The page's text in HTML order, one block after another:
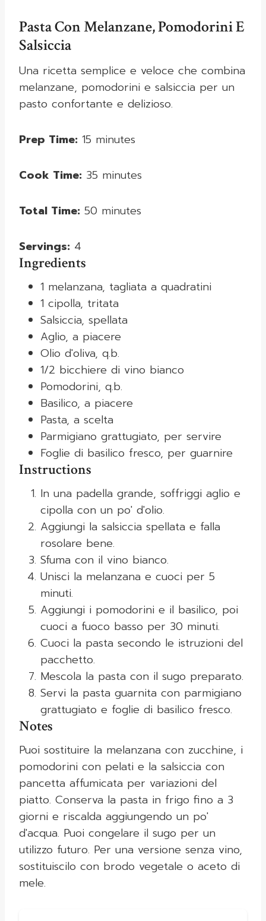
Pasta Con Melanzane, Pomodorini E
Salsiccia
Una ricetta semplice e veloce che combina
melanzane, pomodorini e salsiccia per un
pasto confortante e delizioso.
Prep Time: 15 minutes
Cook Time: 35 minutes
Total Time: 50 minutes
Servings: 4
Ingredients
1 melanzana, tagliata a quadratini
1 cipolla, tritata
Salsiccia, spellata
Aglio, a piacere
Olio d'oliva, q.b.
1/2 bicchiere di vino bianco
Pomodorini, q.b.
Basilico, a piacere
Pasta, a scelta
Parmigiano grattugiato, per servire
Foglie di basilico fresco, per guarnire
Instructions
In una padella grande, soffriggi aglio e
cipolla con un po' d'olio.
Aggiungi la salsiccia spellata e falla
rosolare bene.
Sfuma con il vino bianco.
Unisci la melanzana e cuoci per 5
minuti.
Aggiungi i pomodorini e il basilico, poi
cuoci a fuoco basso per 30 minuti.
Cuoci la pasta secondo le istruzioni del
pacchetto.
Mescola la pasta con il sugo preparato.
Servi la pasta guarnita con parmigiano
grattugiato e foglie di basilico fresco.
Notes
Puoi sostituire la melanzana con zucchine, i
pomodorini con pelati e la salsiccia con
pancetta affumicata per variazioni del
piatto. Conserva la pasta in frigo fino a 3
giorni e riscalda aggiungendo un po'
d'acqua. Puoi congelare il sugo per un
utilizzo futuro. Per una versione senza vino,
sostituiscilo con brodo vegetale o aceto di
mele.